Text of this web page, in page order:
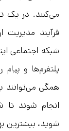
می‌کنند. در یک
فرآیند مدیریت
شبکه‌ اجتماعی
پلتفرم‌ها و
همگی
انجام شوند
شوید، بیشترین